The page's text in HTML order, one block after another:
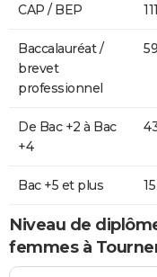
CAP / BEP 111
Baccalauréat /
brevet
professionnel
59
De Bac +2 à Bac
+4
Bac +5 et plus 15
Niveau de
femmes à